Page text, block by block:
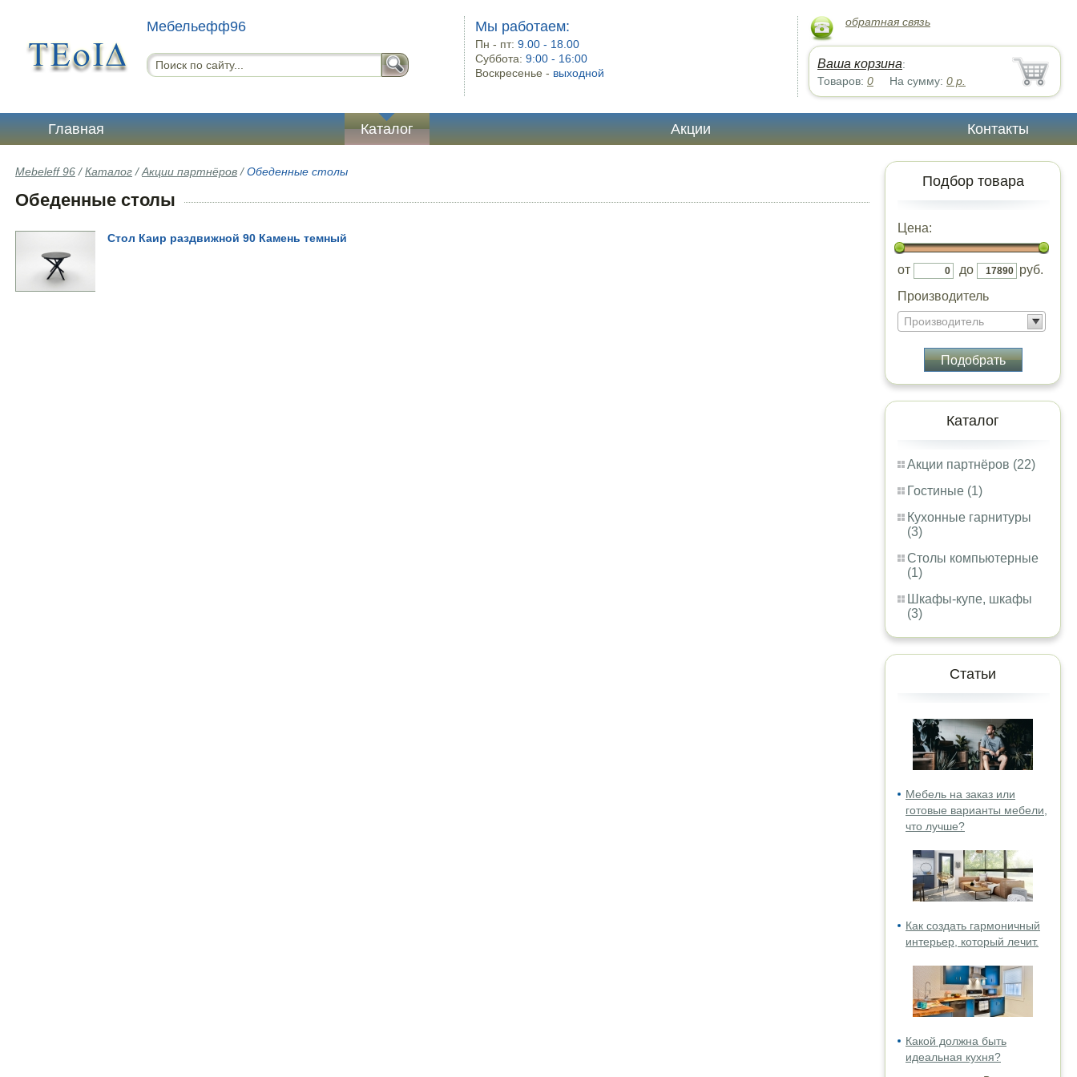
Мебельефф96 Мы работаем:
Пн - пт:9.00 - 18.00
Суббота:9:00 - 16:00
Воскресенье - выходной
обратная связь
Ваша корзина:
Товаров: 0 На сумму: 0 р.
Главная Каталог Акции Контакты
Подбор товара
Цена:
от до
руб.
Производитель
Производитель
Подобрать
Каталог
Акции партнёров (22)
Гостиные (1)
Кухонные гарнитуры
(3)
Столы компьютерные
(1)
Шкафы-купе, шкафы
(3)
Статьи
Мебель на заказ или
готовые варианты мебели,
что лучше?
Как создать гармоничный
интерьер, который лечит.
Какой должна быть
идеальная кухня?
Mebeleff 96 /Каталог /Акции партнёров /Обеденные столы
Обеденные столы
Стол Каир раздвижной 90 Камень темный